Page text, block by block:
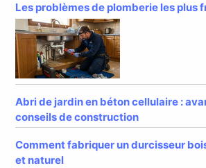
Les problèmes de plomberie les plus
Abri de jardin en béton cellulaire :
conseils de construction
Comment fabriquer un durcisseur
et naturel